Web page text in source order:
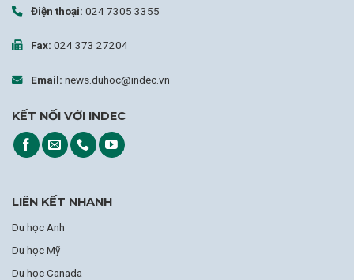
Điện thoại: 024 7305 3355
Fax: 024 373 27204
Email: news.duhoc@indec.vn
KẾT NỐI VỚI INDEC
LIÊN KẾT NHANH
Du học Anh
Du học Mỹ
Du học Canada